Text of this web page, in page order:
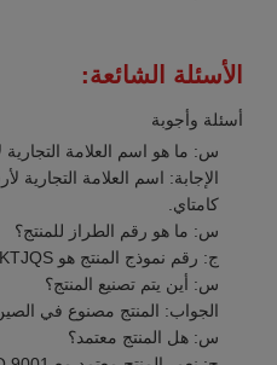
الأسئلة الشائعة:
أسئلة وأجوبة
س: ما هو اسم العلامة التجارية
الإجابة: اسم العلامة التجارية
كامتاي.
س: ما هو رقم الطراز للمنتج؟
ج: رقم نموذج المنتج هو KTJQS.
س: أين يتم تصنيع المنتج؟
الجواب: المنتج مصنوع في
س: هل المنتج معتمد؟